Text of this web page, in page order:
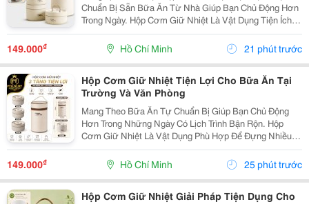
Chuẩn Bị Sẵn Bữa Ăn Từ Nhà Giúp Bạn Chủ Động Hơn
Trong Ngày. Hộp Cơm Giữ Nhiệt Là Vật Dụng Tiện Ích,
Hỗ Trợ Mang Theo Cơm Và Các Món Ăn Một Cách Gọn
Gàng, Phù Hợp Với Nhiều Nhu Cầu Sử Dụng. Chọn...
149.000₫ Hồ Chí Minh 21 phút trước
Hộp Cơm Giữ Nhiệt Tiện Lợi Cho Bữa Ăn Tại
Trường Và Văn Phòng
Mang Theo Bữa Ăn Tự Chuẩn Bị Giúp Bạn Chủ Động
Hơn Trong Những Ngày Có Lịch Trình Bận Rộn. Hộp
Cơm Giữ Nhiệt Là Vật Dụng Phù Hợp Để Đựng Nhiều
Món Ăn, Dễ Dàng Mang Theo Khi Đi Học, Đi Làm Hoặc
Tham Gia Các Hoạt Động Bên Ngoài. Lựa Chọn Hộp Có
Nhiều...
149.000₫ Hồ Chí Minh 25 phút trước
Hộp Cơm Giữ Nhiệt Giải Pháp Tiện Dụng Cho